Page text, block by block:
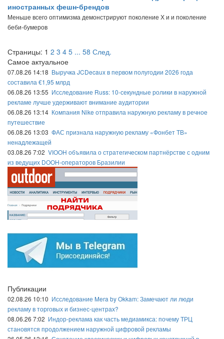
иностранных фешн-брендов
Меньше всего оптимизма демонстрируют поколение Х и и поколение
беби-бумеров
Страницы: 1 2 3 4 5 ... 58 След.
Самое актуальное
07.08.26 14:18 Выручка JCDecaux в первом полугодии 2026 года
составила €1,95 млрд
06.08.26 13:55 Исследование Russ: 10-секундные ролики в наружной
рекламе лучше удерживают внимание аудитории
06.08.26 13:14 Компания Nike отправила наружную рекламу в речное
путешествие
06.08.26 13:03 ФАС признала наружную рекламу «Фонбет ТВ»
ненадлежащей
03.08.26 7:02 VIOOH объявила о стратегическом партнёрстве с одним
из ведущих DOOH-операторов Бразилии
Публикации
02.08.26 10:10 Исследование Mera by Okkam: Замечают ли люди
рекламу в торговых и бизнес-центрах?
08.06.26 7:02 Индор-реклама как часть медиамикса: почему ТРЦ
становятся продолжением наружной цифровой рекламы